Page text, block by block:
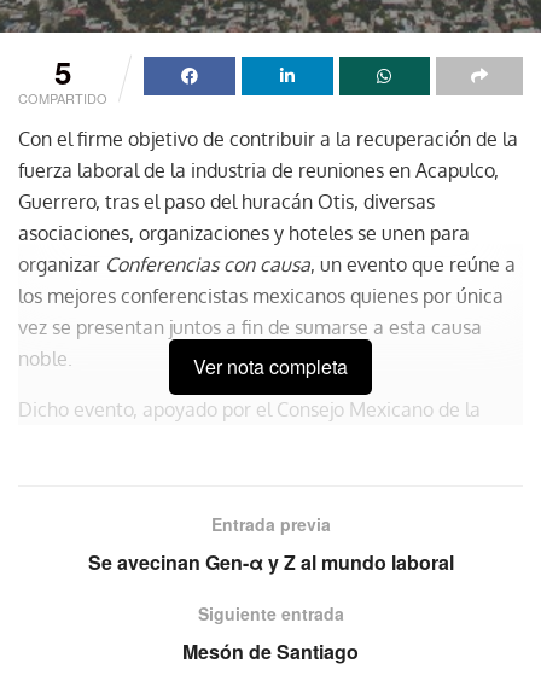
5
COMPARTIDO
Con el firme objetivo de contribuir a la recuperación de la
fuerza laboral de la industria de reuniones en Acapulco,
Guerrero, tras el paso del huracán Otis, diversas
asociaciones, organizaciones y hoteles se unen para
organizar Conferencias con causa, un evento que reúne a
los mejores conferencistas mexicanos quienes por única
vez se presentan juntos a fin de sumarse a esta causa
noble.
Dicho evento, apoyado por el Consejo Mexicano de la
pesos mexicanos en efectivo o su equivalente en víveres y
artículos para aseo personal, curación y limpieza. Si
Ver nota completa
Entrada previa
Se avecinan Gen-α y Z al mundo laboral
Siguiente entrada
Mesón de Santiago